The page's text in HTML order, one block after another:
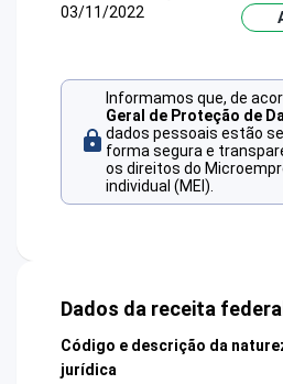
03/11/2022
Informamos que, de
Geral de Proteção de
dados pessoais estão
forma segura e
os direitos do
individual (MEI).
Dados da receita federal
Código e descrição da
jurídica